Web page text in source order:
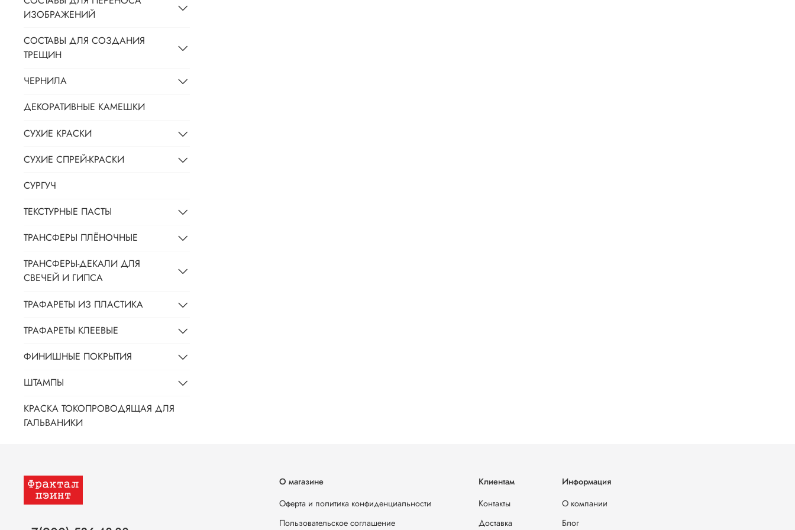
ИЗОБРАЖЕНИЙ
СОСТАВЫ ДЛЯ СОЗДАНИЯ
ТРЕЩИН
ЧЕРНИЛА
ДЕКОРАТИВНЫЕ КАМЕШКИ
СУХИЕ КРАСКИ
СУХИЕ СПРЕЙ-КРАСКИ
СУРГУЧ
ТЕКСТУРНЫЕ ПАСТЫ
ТРАНСФЕРЫ ПЛЁНОЧНЫЕ
ТРАНСФЕРЫ-ДЕКАЛИ ДЛЯ
СВЕЧЕЙ И ГИПСА
ТРАФАРЕТЫ ИЗ ПЛАСТИКА
ТРАФАРЕТЫ КЛЕЕВЫЕ
ФИНИШНЫЕ ПОКРЫТИЯ
ШТАМПЫ
КРАСКА ТОКОПРОВОДЯЩАЯ ДЛЯ
ГАЛЬВАНИКИ
О магазине
Оферта и политика конфиденциальности
Пользовательское соглашение
Клиентам
Контакты
Доставка
Информация
О компании
Блог